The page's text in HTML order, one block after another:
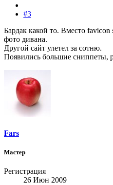
#3
Бардак какой то. Вместо
фото дивана.
Другой сайт улетел за сотню.
Появились большие сниппеты,
Fars
Мастер
Регистрация
26 Июн 2009